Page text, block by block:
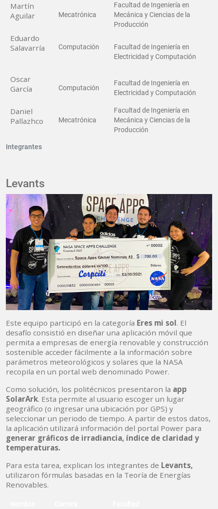
Integrantes
Martín
Aguilar
Mecatrónica
Facultad de Ingeniería en
Mecánica y Ciencias de la
Producción
Eduardo
Salavarría
Computación
Facultad de Ingeniería en
Electricidad y Computación
Oscar
García
Computación
Facultad de Ingeniería en
Electricidad y Computación
Daniel
Pallazhco
Mecatrónica
Facultad de Ingeniería en
Mecánica y Ciencias de la
Producción
Levants
Este equipo participó en la categoría Eres mi sol. El
desafío consistió en diseñar una aplicación móvil que
permita a empresas de energía renovable y construcción
sostenible acceder fácilmente a la información sobre
parámetros meteorológicos y solares que la NASA
recopila en un portal web denominado Power.
Como solución, los politécnicos presentaron la app
SolarArk. Esta permite al usuario escoger un lugar
geográfico (o ingresar una ubicación por GPS) y
seleccionar un periodo de tiempo. A partir de estos datos,
la aplicación utilizará información del portal Power para
generar gráficos de irradiancia, índice de claridad y
temperaturas.
Para esta tarea, explican los integrantes de Levants,
utilizaron fórmulas basadas en la Teoría de Energías
Renovables.